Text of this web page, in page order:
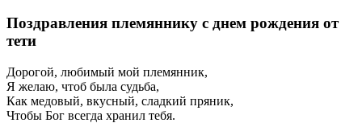
Поздравления племяннику с днем рождения от
тети
Дорогой, любимый мой племянник,
Я желаю, чтоб была судьба,
Как медовый, вкусный, сладкий пряник,
Чтобы Бог всегда хранил тебя.